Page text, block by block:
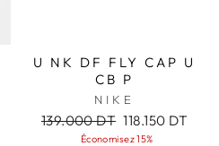
U NK DF FLY CAP U
CB P
NIKE
Prix
régulier
139.000 DT Prix
réduit
118.150 DT
Économisez 15%